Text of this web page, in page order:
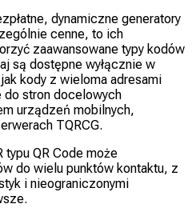
dynamiczne generatory
cenne, to ich
zaawansowane typy kodów
są dostępne wyłącznie w
kody z wieloma adresami
do stron docelowych
urządzeń mobilnych,
TQRCG.
typu QR Code może
do wielu punktów kontaktu, z
i nieograniczonymi